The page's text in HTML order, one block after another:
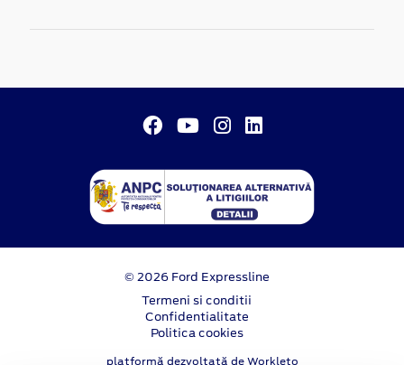
© 2026 Ford Expressline
Termeni si conditii
Confidentialitate
Politica cookies
platformă dezvoltată de Workleto